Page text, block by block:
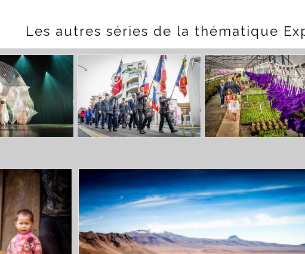
Les autres séries de la thématique